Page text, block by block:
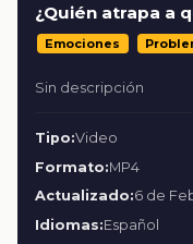
¿Quién atrapa a
Emociones
Sin descripción
Tipo:Video
Formato:MP4
Actualizado:6 de
Idiomas:Español